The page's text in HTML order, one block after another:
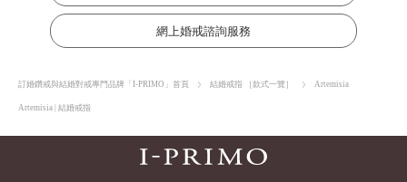
網上婚戒諮詢服務
訂婚鑽戒與結婚對戒專門品牌「I-PRIMO」首頁 結婚戒指 ［款式一覽］ Artemisia
Artemisia | 結婚戒指